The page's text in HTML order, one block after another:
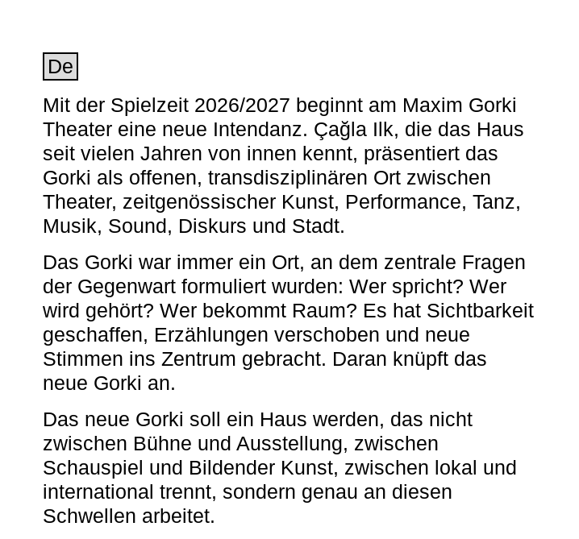
De
Mit der Spielzeit 2026/2027 beginnt am Maxim Gorki
Theater eine neue Intendanz. Çağla Ilk, die das Haus
seit vielen Jahren von innen kennt, präsentiert das
Gorki als offenen, transdisziplinären Ort zwischen
Theater, zeitgenössischer Kunst, Performance, Tanz,
Musik, Sound, Diskurs und Stadt.
Das Gorki war immer ein Ort, an dem zentrale Fragen
der Gegenwart formuliert wurden: Wer spricht? Wer
wird gehört? Wer bekommt Raum? Es hat Sichtbarkeit
geschaffen, Erzählungen verschoben und neue
Stimmen ins Zentrum gebracht. Daran knüpft das
neue Gorki an.
Das neue Gorki soll ein Haus werden, das nicht
zwischen Bühne und Ausstellung, zwischen
Schauspiel und Bildender Kunst, zwischen lokal und
international trennt, sondern genau an diesen
Schwellen arbeitet.